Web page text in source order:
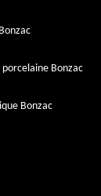
Bonzac
Bonzac